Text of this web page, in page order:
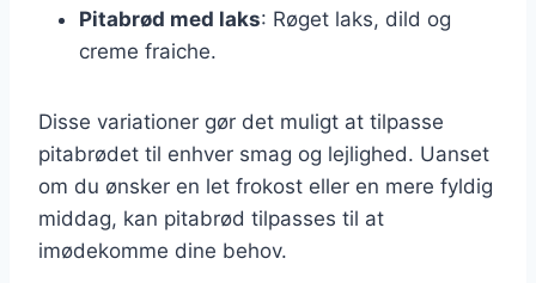
Pitabrød med laks: Røget laks, dild og
creme fraiche.
Disse variationer gør det muligt at tilpasse
pitabrødet til enhver smag og lejlighed. Uanset
om du ønsker en let frokost eller en mere fyldig
middag, kan pitabrød tilpasses til at
imødekomme dine behov.